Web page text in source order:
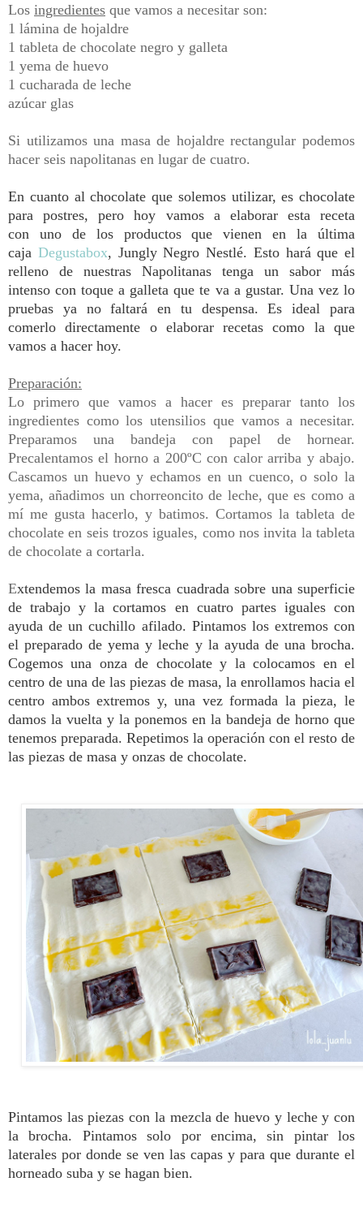
Los ingredientes que vamos a necesitar son:
1 lámina de hojaldre
1 tableta de chocolate negro y galleta
1 yema de huevo
1 cucharada de leche
azúcar glas
Si utilizamos una masa de hojaldre rectangular podemos
hacer seis napolitanas en lugar de cuatro.
En cuanto al chocolate que solemos utilizar, es chocolate
para postres, pero hoy vamos a elaborar esta receta
con uno de los productos que vienen en la última
caja Degustabox, Jungly Negro Nestlé. Esto hará que el
relleno de nuestras Napolitanas tenga un sabor más
intenso con toque a galleta que te va a gustar. Una vez lo
pruebas ya no faltará en tu despensa. Es ideal para
comerlo directamente o elaborar recetas como la que
vamos a hacer hoy.
Preparación:
Lo primero que vamos a hacer es preparar tanto los
ingredientes como los utensilios que vamos a necesitar.
Preparamos una bandeja con papel de hornear.
Precalentamos el horno a 200ºC con calor arriba y abajo.
Cascamos un huevo y echamos en un cuenco, o solo la
yema, añadimos un chorreoncito de leche, que es como a
mí me gusta hacerlo, y batimos. Cortamos la tableta de
chocolate en seis trozos iguales, como nos invita la tableta
de chocolate a cortarla.
Extendemos la masa fresca cuadrada sobre una superficie
de trabajo y la cortamos en cuatro partes iguales con
ayuda de un cuchillo afilado. Pintamos los extremos con
el preparado de yema y leche y la ayuda de una brocha.
Cogemos una onza de chocolate y la colocamos en el
centro de una de las piezas de masa, la enrollamos hacia el
centro ambos extremos y, una vez formada la pieza, le
damos la vuelta y la ponemos en la bandeja de horno que
tenemos preparada. Repetimos la operación con el resto de
las piezas de masa y onzas de chocolate.
Pintamos las piezas con la mezcla de huevo y leche y con
la brocha. Pintamos solo por encima, sin pintar los
laterales por donde se ven las capas y para que durante el
horneado suba y se hagan bien.